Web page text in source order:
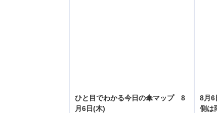
ひと目でわかる今日の傘マップ 8
月6日(木)
8月
側は